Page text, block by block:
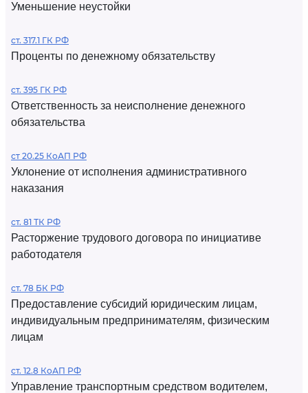
Уменьшение неустойки
ст. 317.1 ГК РФ
Проценты по денежному обязательству
ст. 395 ГК РФ
Ответственность за неисполнение денежного
обязательства
ст 20.25 КоАП РФ
Уклонение от исполнения административного
наказания
ст. 81 ТК РФ
Расторжение трудового договора по инициативе
работодателя
ст. 78 БК РФ
Предоставление субсидий юридическим лицам,
индивидуальным предпринимателям, физическим
лицам
ст. 12.8 КоАП РФ
Управление транспортным средством водителем,